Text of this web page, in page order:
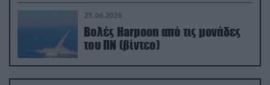
25.06.2026
Βολές Harpoon από τις μονάδες
του ΠΝ (βίντεο)